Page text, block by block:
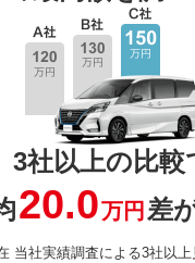
3社以上の比較
20.0万円 差
当社実績調査による3社以